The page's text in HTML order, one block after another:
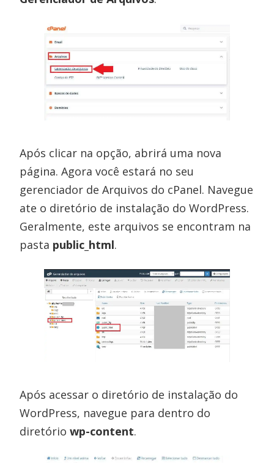
Após clicar na opção, abrirá uma nova
página. Agora você estará no seu
gerenciador de Arquivos do cPanel. Navegue
ate o diretório de instalação do WordPress.
Geralmente, este arquivos se encontram na
pasta public_html.
Após acessar o diretório de instalação do
WordPress, navegue para dentro do
diretóriowp-content.